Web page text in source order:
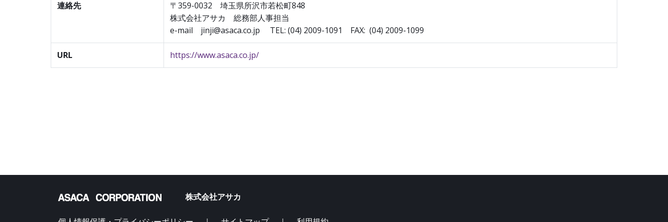
連絡先
〒359-0032 埼玉県所沢市若松町848
株式会社アサカ 総務部人事担当
e-mail jinji@asaca.co.jp TEL: (04) 2009-1091 FAX: (04) 2009-1099
URL https://www.asaca.co.jp/
株式会社アサカ